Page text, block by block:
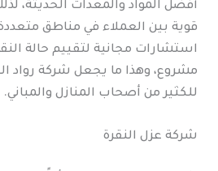
أفضل المواد والمعدات الحديثة،
قوية بين العملاء في مناطق
استشارات مجانية لتقييم حالة
مشروع، وهذا ما يجعل شركة رواد
للكثير من أصحاب المنازل والمباني.
شركة عزل النقرة